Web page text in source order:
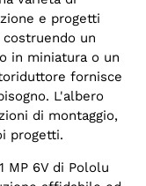
e progetti
un
in miniatura o un
fornisce
L'albero
di montaggio,
progetti.
MP 6V di Pololu